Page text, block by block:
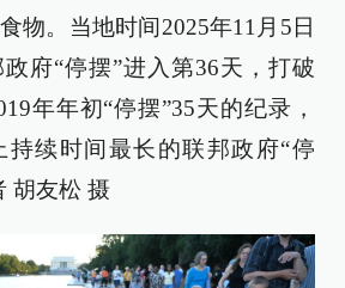
物。当地时间2025年11月5日
府“停摆”进入第36天，打破
年年初“停摆”35天的纪录，
持续时间最长的联邦政府“停
胡友松 摄